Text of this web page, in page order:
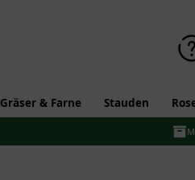
Gräser & Farne Stauden